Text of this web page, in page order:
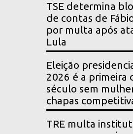
TSE determina
de contas de
por multa após
Lula
Eleição
2026 é a primeira
século sem
chapas
TRE multa